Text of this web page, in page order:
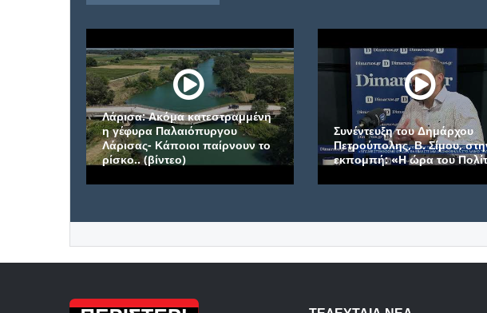
Λάρισα: Ακόμα κατεστραμμένη
η γέφυρα Παλαιόπυργου
Λάρισας- Κάποιοι παίρνουν το
ρίσκο.. (βίντεο)
Συνέντευξη του Δημάρχου
Πετρούπολης, Β. Σίμου, στην
εκπομπή: «Η ώρα του Πολίτη»